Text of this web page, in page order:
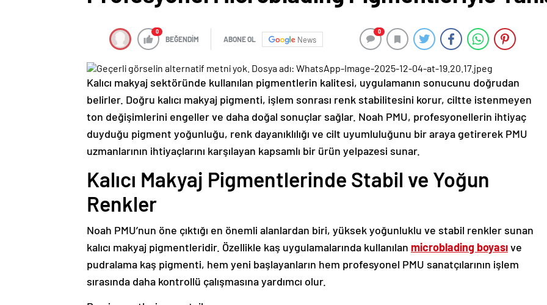
0
BEĞENDİM ABONE OL News
0
Kalıcı makyaj sektöründe kullanılan pigmentlerin kalitesi, uygulamanın sonucunu doğrudan
belirler. Doğru kalıcı makyaj pigmenti, işlem sonrası renk stabilitesini korur, ciltte istenmeyen
ton değişimlerini engeller ve daha doğal sonuçlar sağlar. Noah PMU, profesyonellerin ihtiyaç
duyduğu pigment yoğunluğu, renk dayanıklılığı ve cilt uyumluluğunu bir araya getirerek PMU
uzmanlarının ihtiyaçlarını karşılayan kapsamlı bir ürün yelpazesi sunar.
Kalıcı Makyaj Pigmentlerinde Stabil ve Yoğun
Renkler
Noah PMU’nun öne çıktığı en önemli alanlardan biri, yüksek yoğunluklu ve stabil renkler sunan
kalıcı makyaj pigmentleridir. Özellikle kaş uygulamalarında kullanılan microblading boyasıve
pudralama kaş pigmenti, hem yeni başlayanların hem profesyonel PMU sanatçılarının işlem
sırasında daha kontrollü çalışmasına yardımcı olur.